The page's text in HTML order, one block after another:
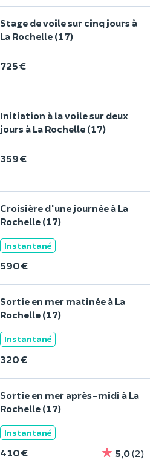
Stage de voile sur cinq jours à
La Rochelle (17)
725 €
Initiation à la voile sur deux
jours à La Rochelle (17)
359 €
Croisière d'une journée à La
Rochelle (17)
Instantané
590 €
Sortie en mer matinée à La
Rochelle (17)
Instantané
320 €
Sortie en mer après-midi à La
Rochelle (17)
Instantané
410 € 5,0(2)